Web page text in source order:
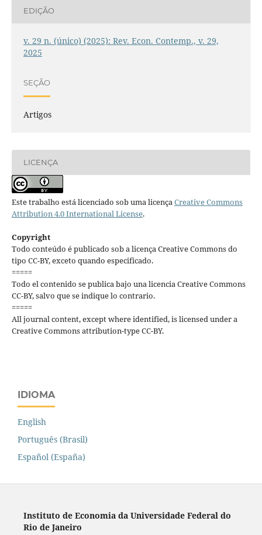
EDIÇÃO
v. 29 n. (único) (2025): Rev. Econ. Contemp., v. 29,
2025
SEÇÃO
Artigos
LICENÇA
Este trabalho está licenciado sob uma licençaCreative Commons
Attribution 4.0 International License.
Copyright
Todo conteúdo é publicado sob a licença Creative Commons do
tipo CC-BY, exceto quando especificado.
=====
Todo el contenido se publica bajo una licencia Creative Commons
CC-BY, salvo que se indique lo contrario.
=====
All journal content, except where identified, is licensed under a
Creative Commons attribution-type CC-BY.
IDIOMA
English
Português (Brasil)
Español (España)
Instituto de Economia da Universidade Federal do
Rio de Janeiro